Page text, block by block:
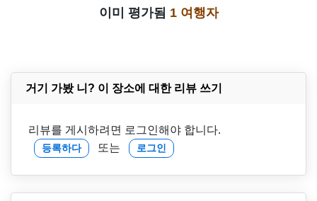
이미 평가됨 1 여행자
거기 가봤 니? 이 장소에 대한 리뷰 쓰기
리뷰를 게시하려면 로그인해야 합니다.
등록하다 또는 로그인